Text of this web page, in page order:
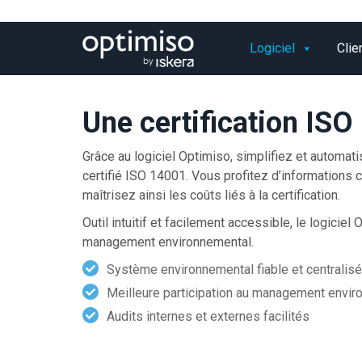
Logiciel
Une certification
Grâce au logiciel Optimiso, simplifiez et
certifié ISO 14001. Vous profitez
maîtrisez ainsi les coûts liés à la certification.
Outil intuitif et facilement accessible, le logiciel
management environnemental.
Système environnemental fiable et centralisé
Meilleure participation au management
Audits internes et externes facilités